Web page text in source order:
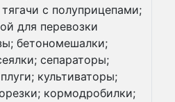
с полуприцепами;
для перевозки
бетономешалки;
сепараторы;
культиваторы;
кормодробилки;